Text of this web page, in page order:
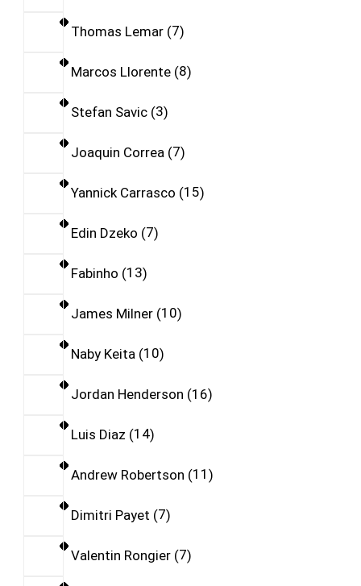
Thomas Lemar 7
Marcos Llorente 8
Stefan Savic 3
Joaquin Correa 7
Yannick Carrasco 15
Edin Dzeko 7
Fabinho 13
James Milner 10
Naby Keita 10
Jordan Henderson 16
Luis Diaz 14
Andrew Robertson 11
Dimitri Payet 7
Valentin Rongier 7